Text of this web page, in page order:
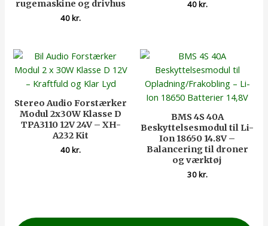
rugemaskine og drivhus
40kr.
40kr.
Stereo Audio Forstærker
Modul 2x30W Klasse D
TPA3110 12V 24V – XH-
A232 Kit
40kr.
BMS 4S 40A
Beskyttelsesmodul til Li-
Ion 18650 14.8V –
Balancering til droner
og værktøj
30kr.